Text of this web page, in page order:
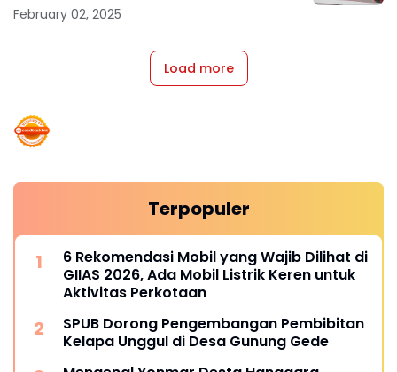
February 02, 2025
Load more
Terpopuler
6 Rekomendasi Mobil yang Wajib Dilihat di
GIIAS 2026, Ada Mobil Listrik Keren untuk
Aktivitas Perkotaan
SPUB Dorong Pengembangan Pembibitan
Kelapa Unggul di Desa Gunung Gede